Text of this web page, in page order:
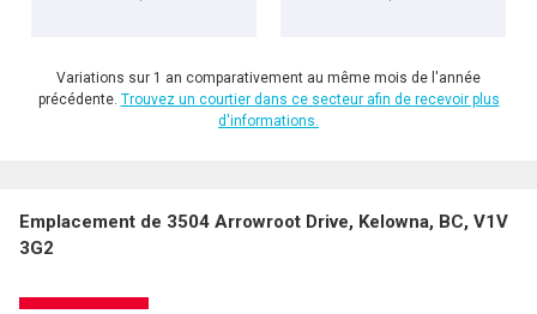
vous nous fournissez l'autorisation écrite de communiquer avec vous.
Variations sur 1 an comparativement au même mois de l'année
précédente. Trouvez un courtier dans ce secteur afin de recevoir plus
d'informations.
Emplacement de 3504 Arrowroot Drive, Kelowna, BC, V1V
3G2